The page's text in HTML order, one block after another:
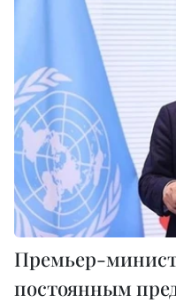
Премьер-
постоянным